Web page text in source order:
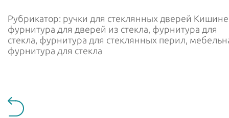
Рубрикатор: ручки для стеклянных дверей
фурнитура для дверей из стекла, фурнитура для
стекла, фурнитура для стеклянных перил,
фурнитура для стекла